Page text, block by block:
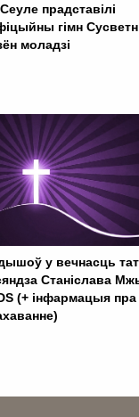
прадставілі
гімн
моладзі
у вечнасць
Станіслава
(+ інфармацыя пра